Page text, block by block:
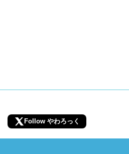
Follow やわろっく